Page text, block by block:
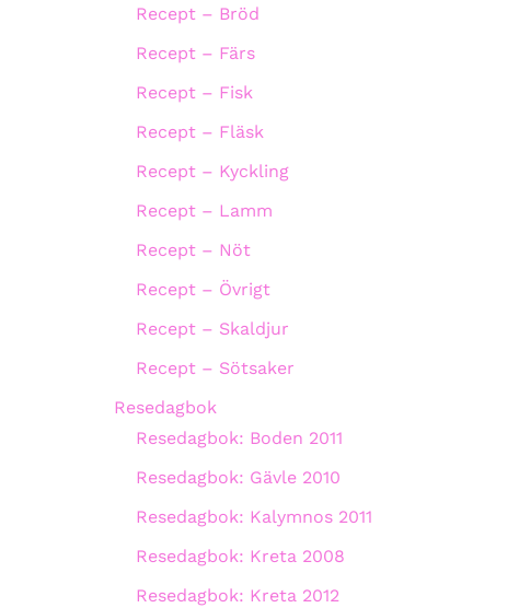
Recept – Bröd
Recept – Färs
Recept – Fisk
Recept – Fläsk
Recept – Kyckling
Recept – Lamm
Recept – Nöt
Recept – Övrigt
Recept – Skaldjur
Recept – Sötsaker
Resedagbok
Resedagbok: Boden 2011
Resedagbok: Gävle 2010
Resedagbok: Kalymnos 2011
Resedagbok: Kreta 2008
Resedagbok: Kreta 2012